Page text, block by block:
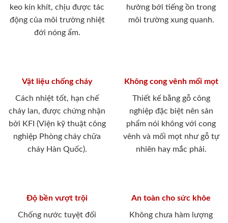
keo kín khít, chịu được tác
động của môi trường nhiệt
đới nóng ẩm.
hưởng bới tiếng ồn trong
môi trường xung quanh.
Vật liệu chống cháy
Cách nhiệt tốt, hạn chế
cháy lan, được chứng nhận
bởi KFI (Viện kỹ thuật công
nghiệp Phòng cháy chữa
cháy Hàn Quốc).
Không cong vênh mối mọt
Thiết kế bằng gỗ công
nghiệp đặc biệt nên sản
phẩm nói không với cong
vênh và mối mọt như gỗ tự
nhiên hay mắc phải.
Độ bền vượt trội
Chống nước tuyệt đối
An toàn cho sức khỏe
Không chưa hàm lượng